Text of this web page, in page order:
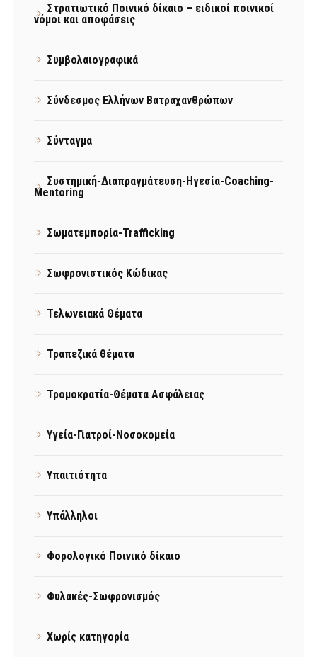
Στρατιωτικό Ποινικό δίκαιο – ειδικοί ποινικοί
νόμοι και αποφάσεις
Συμβολαιογραφικά
Σύνδεσμος Ελλήνων Βατραχανθρώπων
Σύνταγμα
Συστημική-Διαπραγμάτευση-Ηγεσία-Coaching-
Mentoring
Σωματεμπορία-Trafficking
Σωφρονιστικός Κώδικας
Τελωνειακά Θέματα
Τραπεζικά θέματα
Τρομοκρατία-Θέματα Ασφάλειας
Υγεία-Γιατροί-Νοσοκομεία
Υπαιτιότητα
Υπάλληλοι
Φορολογικό Ποινικό δίκαιο
Φυλακές-Σωφρονισμός
Χωρίς κατηγορία